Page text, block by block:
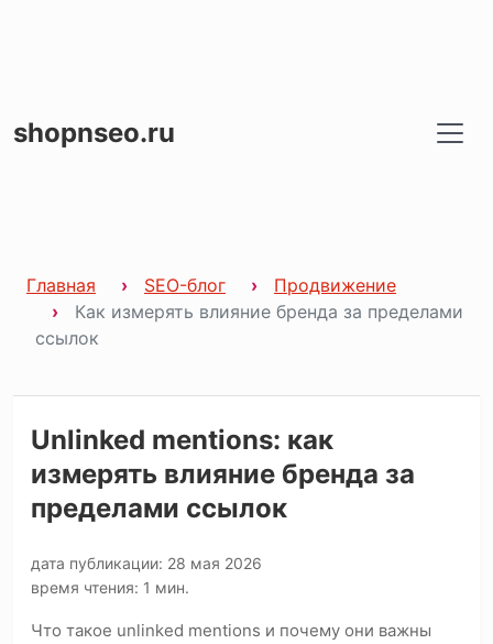
shopnseo.ru
Главная SEO-блог
Продвижение
Как измерять влияние бренда за пределами
ссылок
Unlinked mentions: как
измерять влияние бренда за
пределами ссылок
дата публикации: 28 мая 2026
время чтения: 1 мин.
Что такое unlinked mentions и почему они важны